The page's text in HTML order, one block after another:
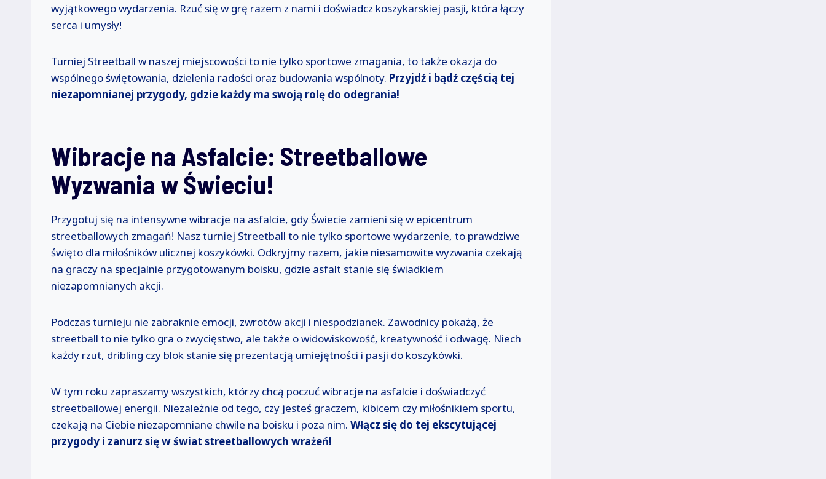
wyjątkowego wydarzenia. Rzuć się w grę razem z nami i doświadcz koszykarskiej pasji, która łączy
serca i umysły!
Turniej Streetball w naszej miejscowości to nie tylko sportowe zmagania, to także okazja do
wspólnego świętowania, dzielenia radości oraz budowania wspólnoty. Przyjdź i bądź częścią tej
niezapomnianej przygody, gdzie każdy ma swoją rolę do odegrania!
Wibracje na Asfalcie: Streetballowe
Wyzwania w Świeciu!
Przygotuj się na intensywne wibracje na asfalcie, gdy Świecie zamieni się w epicentrum
streetballowych zmagań! Nasz turniej Streetball to nie tylko sportowe wydarzenie, to prawdziwe
święto dla miłośników ulicznej koszykówki. Odkryjmy razem, jakie niesamowite wyzwania czekają
na graczy na specjalnie przygotowanym boisku, gdzie asfalt stanie się świadkiem
niezapomnianych akcji.
Podczas turnieju nie zabraknie emocji, zwrotów akcji i niespodzianek. Zawodnicy pokażą, że
streetball to nie tylko gra o zwycięstwo, ale także o widowiskowość, kreatywność i odwagę. Niech
każdy rzut, dribling czy blok stanie się prezentacją umiejętności i pasji do koszykówki.
W tym roku zapraszamy wszystkich, którzy chcą poczuć wibracje na asfalcie i doświadczyć
streetballowej energii. Niezależnie od tego, czy jesteś graczem, kibicem czy miłośnikiem sportu,
czekają na Ciebie niezapomniane chwile na boisku i poza nim. Włącz się do tej ekscytującej
przygody i zanurz się w świat streetballowych wrażeń!